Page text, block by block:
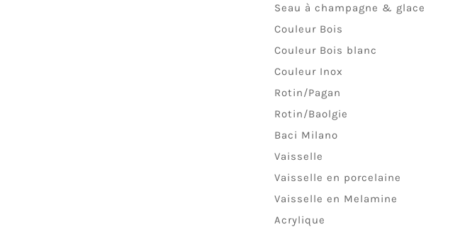
Seau à champagne & glace
Couleur Bois
Couleur Bois blanc
Couleur Inox
Rotin/Pagan
Rotin/Baolgie
Baci Milano
Vaisselle
Vaisselle en porcelaine
Vaisselle en Melamine
Acrylique